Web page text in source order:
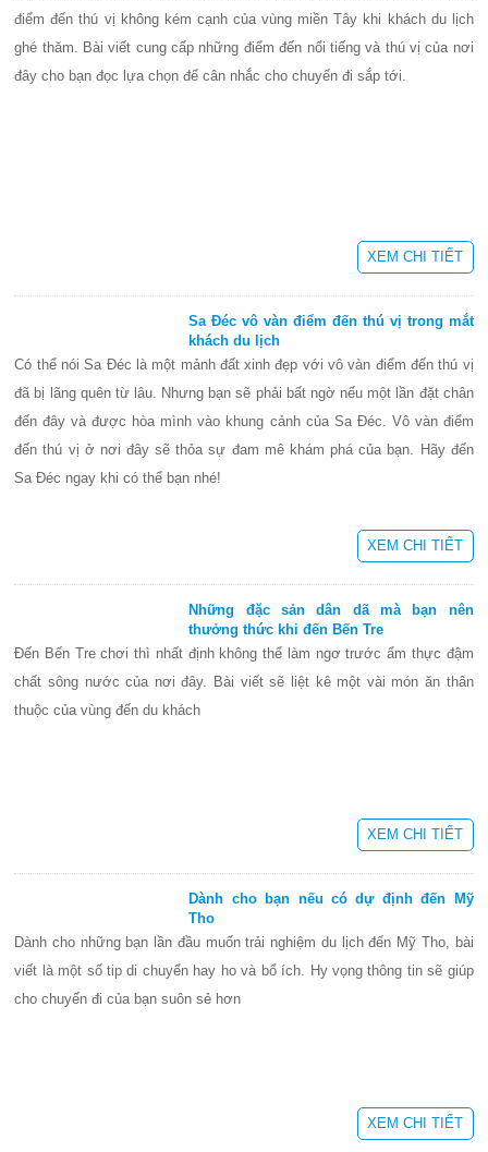
điểm đến thú vị không kém cạnh của vùng miền Tây khi khách du lịch
ghé thăm. Bài viết cung cấp những điểm đến nổi tiếng và thú vị của nơi
đây cho bạn đọc lựa chọn để cân nhắc cho chuyến đi sắp tới.
XEM CHI TIẾT
Sa Đéc vô vàn điểm đến thú vị trong mắt
khách du lịch
Có thể nói Sa Đéc là một mảnh đất xinh đẹp với vô vàn điểm đến thú vị
đã bị lãng quên từ lâu. Nhưng bạn sẽ phải bất ngờ nếu một lần đặt chân
đến đây và được hòa mình vào khung cảnh của Sa Đéc. Vô vàn điểm
đến thú vị ở nơi đây sẽ thỏa sự đam mê khám phá của bạn. Hãy đến
Sa Đéc ngay khi có thể bạn nhé!
XEM CHI TIẾT
Những đặc sản dân dã mà bạn nên
thưởng thức khi đến Bến Tre
Đến Bến Tre chơi thì nhất định không thể làm ngơ trước ẩm thực đậm
chất sông nước của nơi đây. Bài viết sẽ liệt kê một vài món ăn thân
thuộc của vùng đến du khách
XEM CHI TIẾT
Dành cho bạn nếu có dự định đến Mỹ
Tho
Dành cho những bạn lần đầu muốn trải nghiệm du lịch đến Mỹ Tho, bài
viết là một số tip di chuyển hay ho và bổ ích. Hy vọng thông tin sẽ giúp
cho chuyến đi của bạn suôn sẻ hơn
XEM CHI TIẾT